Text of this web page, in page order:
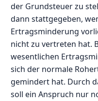
der Grundsteuer zu
dann stattgegeben,
Ertragsminderung
nicht zu vertreten hat.
wesentlichen
sich der normale
gemindert hat. Durch
soll ein Anspruch nur